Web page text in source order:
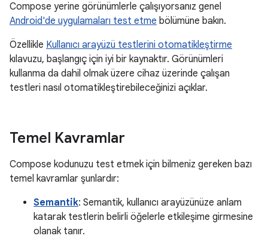
Compose yerine görünümlerle çalışıyorsanız genel
Android'de uygulamaları test etme bölümüne bakın.
Özellikle Kullanıcı arayüzü testlerini otomatikleştirme
kılavuzu, başlangıç için iyi bir kaynaktır. Görünümleri
kullanma da dahil olmak üzere cihaz üzerinde çalışan
testleri nasıl otomatikleştirebileceğinizi açıklar.
Temel Kavramlar
Compose kodunuzu test etmek için bilmeniz gereken bazı
temel kavramlar şunlardır:
Semantik: Semantik, kullanıcı arayüzünüze anlam
katarak testlerin belirli öğelerle etkileşime girmesine
olanak tanır.